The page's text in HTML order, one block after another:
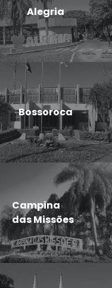
Alegria
Bossoroca
Campina
das Missões